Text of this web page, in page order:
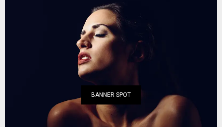
BANNER SPOT